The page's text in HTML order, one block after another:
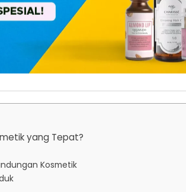
yang Tepat?
Kosmetik